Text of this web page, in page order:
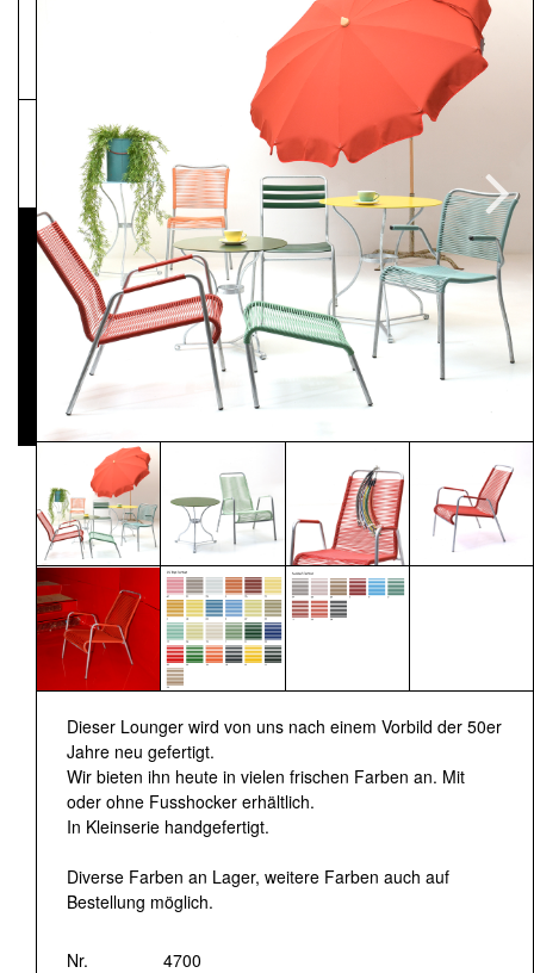
Dieser Lounger wird von uns nach einem Vorbild der 50er
Jahre neu gefertigt.
Wir bieten ihn heute in vielen frischen Farben an. Mit
oder ohne Fusshocker erhältlich.
In Kleinserie handgefertigt.
Diverse Farben an Lager, weitere Farben auch auf
Bestellung möglich.
Nr.
4700
Pressematerial